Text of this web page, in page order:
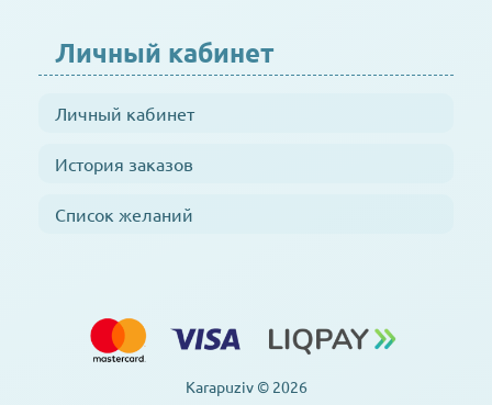
Личный кабинет
Личный кабинет
История заказов
Список желаний
Karapuziv © 2026